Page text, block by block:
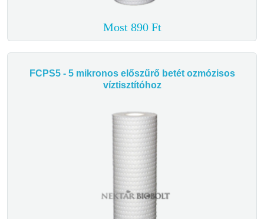
Most 890 Ft
FCPS5 - 5 mikronos előszűrő betét ozmózisos
víztisztítóhoz